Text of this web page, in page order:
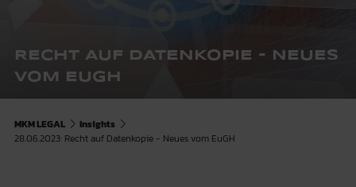
RECHT AUF DATENKOPIE - NEUES
VOM EUGH
MKM LEGAL
Insights
28.06.2023: Recht auf Datenkopie - Neues vom EuGH